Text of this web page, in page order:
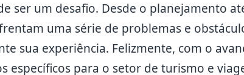
ser um desafio. Desde o planejamento
uma série de problemas e
sua experiência. Felizmente, com o
específicos para o setor de turismo e